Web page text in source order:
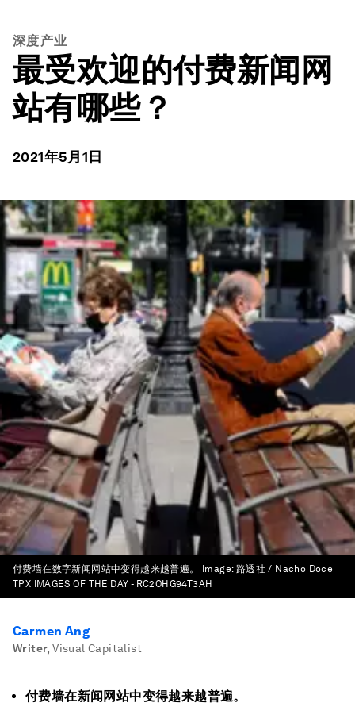
深度产业
最受欢迎的付费新闻网
站有哪些？
2021年5月1日
付费墙在数字新闻网站中变得越来越普遍。 Image: 路透社 / Nacho Doce
TPX IMAGES OF THE DAY - RC2OHG94T3AH
Carmen Ang
Writer, Visual Capitalist
付费墙在新闻网站中变得越来越普遍。